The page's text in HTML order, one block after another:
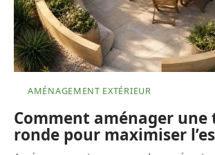
AMÉNAGEMENT EXTÉRIEUR
Comment aménager une
ronde pour maximiser